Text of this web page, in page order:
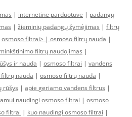
| internetine parduotuve | padangų
| žieminių padangų žymėjimas | filtrų
osmoso filtrai> | osmoso filtrų nauda |
minkštinimo filtrų naudojimas |
ir nauda | osmoso filtrai | vandens
nauda | osmoso filtrų nauda |
rūšys | apie geriamo vandens filtrus |
naudingi osmoso filtrai | osmoso
filtrai | kuo naudingi osmoso filtrai |